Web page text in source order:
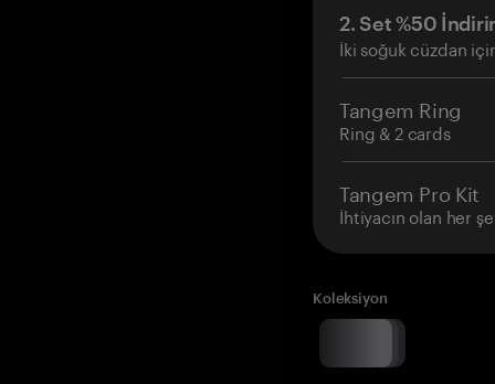
2. Set %50
İki soğuk cüzdan
Tangem Ring
Ring & 2 cards
Tangem Pro Kit
İhtiyacın olan her
Koleksiyon